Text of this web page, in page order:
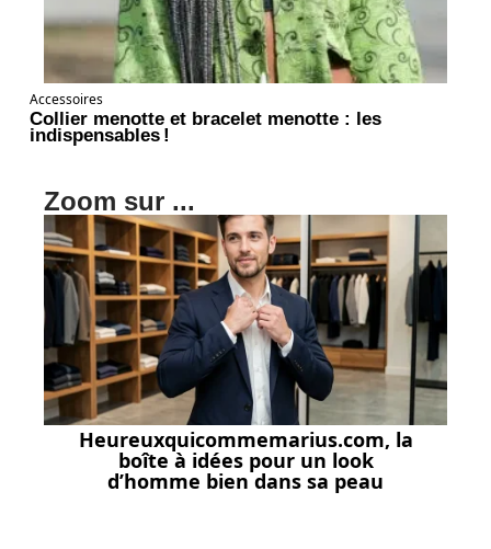
Accessoires
Collier menotte et bracelet menotte : les
indispensables !
Zoom sur ...
Heureuxquicommemarius.com, la
boîte à idées pour un look
d’homme bien dans sa peau